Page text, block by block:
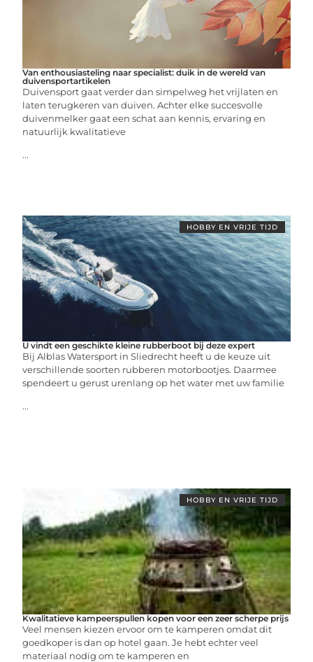
Van enthousiasteling naar specialist: duik in de wereld van
duivensportartikelen
Duivensport gaat verder dan simpelweg het vrijlaten en
laten terugkeren van duiven. Achter elke succesvolle
duivenmelker gaat een schat aan kennis, ervaring en
natuurlijk kwalitatieve
...
HOBBY EN VRIJE TIJD
U vindt een geschikte kleine rubberboot bij deze expert
Bij Alblas Watersport in Sliedrecht heeft u de keuze uit
verschillende soorten rubberen motorbootjes. Daarmee
spendeert u gerust urenlang op het water met uw familie
...
HOBBY EN VRIJE TIJD
Kwalitatieve kampeerspullen kopen voor een zeer scherpe prijs
Veel mensen kiezen ervoor om te kamperen omdat dit
goedkoper is dan op hotel gaan. Je hebt echter veel
materiaal nodig om te kamperen en